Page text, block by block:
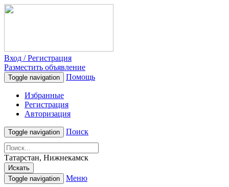
Вход / Регистрация
Разместить объявление
Toggle navigation Помощь
Избранные
Регистрация
Авторизация
Toggle navigation Поиск
Татарстан, Нижнекамск
Искать
Toggle navigation
Меню